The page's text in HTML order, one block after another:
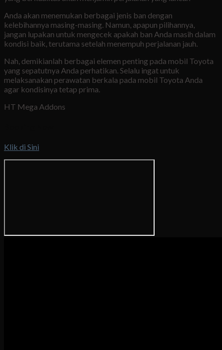
Anda akan menemukan berbagai jenis ban dengan
kelebihannya masing-masing. Namun, apapun pilihannya,
jangan lupakan untuk mengecek apakah ban Anda masih dalam
kondisi baik, terutama setelah menempuh perjalanan jauh.
Nah, demikianlah berbagai elemen penting pada mobil Toyota
yang sepatutnya Anda perhatikan. Selalu ingat untuk
melaksanakan perawatan berkala pada mobil Toyota Anda
agar kondisinya tetap prima.
HT Mega Addons
Klik di Sini